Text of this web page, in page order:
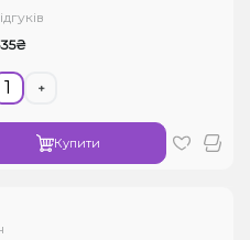
+
Купити